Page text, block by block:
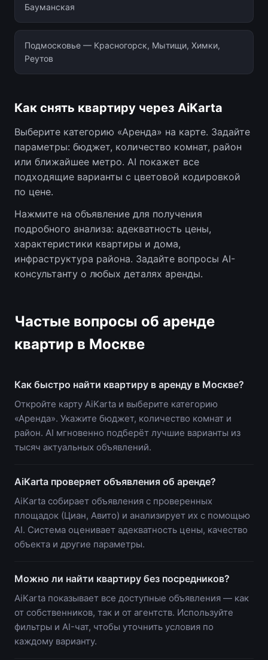
Бауманская
Подмосковье — Красногорск, Мытищи, Химки,
Реутов
Как снять квартиру через AiKarta
Выберите категорию «Аренда» на карте. Задайте
параметры: бюджет, количество комнат, район
или ближайшее метро. AI покажет все
подходящие варианты с цветовой кодировкой
по цене.
Нажмите на объявление для получения
подробного анализа: адекватность цены,
характеристики квартиры и дома,
инфраструктура района. Задайте вопросы AI-
консультанту о любых деталях аренды.
Частые вопросы об аренде
квартир в Москве
Как быстро найти квартиру в аренду в Москве?
Откройте карту AiKarta и выберите категорию
«Аренда». Укажите бюджет, количество комнат и
район. AI мгновенно подберёт лучшие варианты из
тысяч актуальных объявлений.
AiKarta проверяет объявления об аренде?
AiKarta собирает объявления с проверенных
площадок (Циан, Авито) и анализирует их с помощью
AI. Система оценивает адекватность цены, качество
объекта и другие параметры.
Можно ли найти квартиру без посредников?
AiKarta показывает все доступные объявления — как
от собственников, так и от агентств. Используйте
фильтры и AI-чат, чтобы уточнить условия по
каждому варианту.